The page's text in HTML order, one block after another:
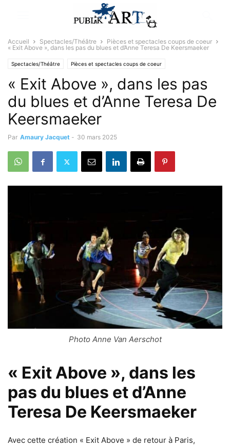
Accueil Spectacles/Théâtre
Pièces et spectacles coups de coeur
« Exit Above », dans les pas du blues et d’Anne Teresa De Keersmaeker
Spectacles/Théâtre Pièces et spectacles coups de coeur
« Exit Above », dans les pas
du blues et d’Anne Teresa De
Keersmaeker
Par Amaury Jacquet - 30 mars 2025
Photo Anne Van Aerschot
« Exit Above », dans les
pas du blues et d’Anne
Teresa De Keersmaeker
Avec cette création « Exit Above » de retour à Paris,